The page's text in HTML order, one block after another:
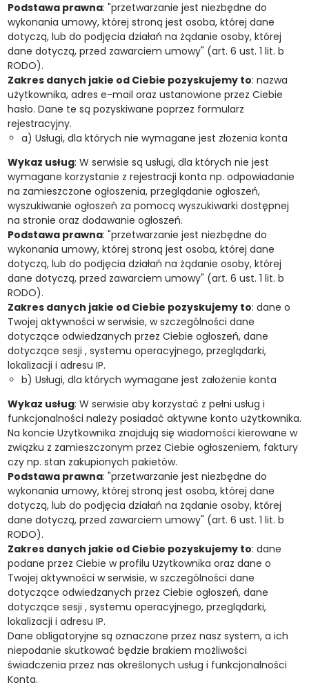
Podstawa prawna: "przetwarzanie jest niezbędne do
wykonania umowy, której stroną jest osoba, której dane
dotyczą, lub do podjęcia działań na żądanie osoby, której
dane dotyczą, przed zawarciem umowy" (art. 6 ust. 1 lit. b
RODO).
Zakres danych jakie od Ciebie pozyskujemy to: nazwa
użytkownika, adres e-mail oraz ustanowione przez Ciebie
hasło. Dane te są pozyskiwane poprzez formularz
rejestracyjny.
a) Usługi, dla których nie wymagane jest złożenia konta
Wykaz usług: W serwisie są usługi, dla których nie jest
wymagane korzystanie z rejestracji konta np. odpowiadanie
na zamieszczone ogłoszenia, przeglądanie ogłoszeń,
wyszukiwanie ogłoszeń za pomocą wyszukiwarki dostępnej
na stronie oraz dodawanie ogłoszeń.
Podstawa prawna: "przetwarzanie jest niezbędne do
wykonania umowy, której stroną jest osoba, której dane
dotyczą, lub do podjęcia działań na żądanie osoby, której
dane dotyczą, przed zawarciem umowy" (art. 6 ust. 1 lit. b
RODO).
Zakres danych jakie od Ciebie pozyskujemy to: dane o
Twojej aktywności w serwisie, w szczególności dane
dotyczące odwiedzanych przez Ciebie ogłoszeń, dane
dotyczące sesji , systemu operacyjnego, przeglądarki,
lokalizacji i adresu IP.
b) Usługi, dla których wymagane jest założenie konta
Wykaz usług: W serwisie aby korzystać z pełni usług i
funkcjonalności należy posiadać aktywne konto użytkownika.
Na koncie Użytkownika znajdują się wiadomości kierowane w
związku z zamieszczonym przez Ciebie ogłoszeniem, faktury
czy np. stan zakupionych pakietów.
Podstawa prawna: "przetwarzanie jest niezbędne do
wykonania umowy, której stroną jest osoba, której dane
dotyczą, lub do podjęcia działań na żądanie osoby, której
dane dotyczą, przed zawarciem umowy" (art. 6 ust. 1 lit. b
RODO).
Zakres danych jakie od Ciebie pozyskujemy to: dane
podane przez Ciebie w profilu Użytkownika oraz dane o
Twojej aktywności w serwisie, w szczególności dane
dotyczące odwiedzanych przez Ciebie ogłoszeń, dane
dotyczące sesji , systemu operacyjnego, przeglądarki,
lokalizacji i adresu IP.
Dane obligatoryjne są oznaczone przez nasz system, a ich
niepodanie skutkować będzie brakiem możliwości
świadczenia przez nas określonych usług i funkcjonalności
Konta.